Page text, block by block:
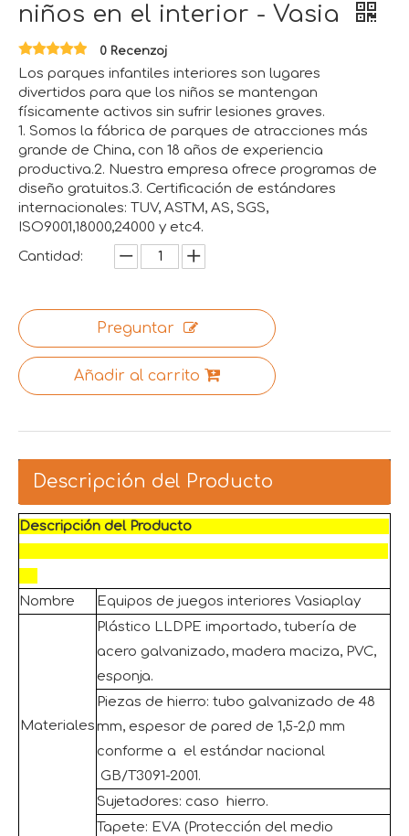
niños en el interior - Vasia
0 Recenzoj
Los parques infantiles interiores son lugares
divertidos para que los niños se mantengan
físicamente activos sin sufrir lesiones graves.
1. Somos la fábrica de parques de atracciones más
grande de China, con 18 años de experiencia
productiva.2. Nuestra empresa ofrece programas de
diseño gratuitos.3. Certificación de estándares
internacionales: TUV, ASTM, AS, SGS,
ISO9001,18000,24000 y etc4.
Cantidad:
Preguntar
Añadir al carrito
Descripción del Producto
Descripción del Producto
Nombre Equipos de juegos interiores Vasiaplay
Materiales
Plástico LLDPE importado, tubería de
acero galvanizado, madera maciza, PVC,
esponja.
Piezas de hierro: tubo galvanizado de 48
mm, espesor de pared de 1,5-2,0 mm
conforme a el estándar nacional
GB/T3091-2001.
Sujetadores: caso hierro.
Tapete: EVA (Protección del medio